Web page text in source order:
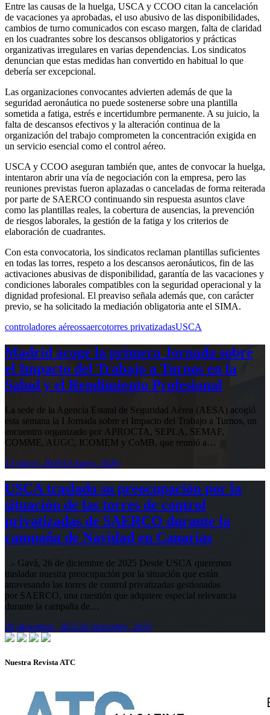
Entre las causas de la huelga, USCA y CCOO citan la cancelación
de vacaciones ya aprobadas, el uso abusivo de las disponibilidades,
cambios de turno comunicados con escaso margen, falta de claridad
en los cuadrantes sobre los descansos obligatorios y prácticas
organizativas irregulares en varias dependencias. Los sindicatos
denuncian que estas medidas han convertido en habitual lo que
debería ser excepcional.
Las organizaciones convocantes advierten además de que la
seguridad aeronáutica no puede sostenerse sobre una plantilla
sometida a fatiga, estrés e incertidumbre permanente. A su juicio, la
falta de descansos efectivos y la alteración continua de la
organización del trabajo comprometen la concentración exigida en
un servicio esencial como el control aéreo.
USCA y CCOO aseguran también que, antes de convocar la huelga,
intentaron abrir una vía de negociación con la empresa, pero las
reuniones previstas fueron aplazadas o canceladas de forma reiterada
por parte de SAERCO continuando sin respuesta asuntos clave
como las plantillas reales, la cobertura de ausencias, la prevención
de riesgos laborales, la gestión de la fatiga y los criterios de
elaboración de cuadrantes.
Con esta convocatoria, los sindicatos reclaman plantillas suficientes
en todas las torres, respeto a los descansos aeronáuticos, fin de las
activaciones abusivas de disponibilidad, garantía de las vacaciones y
condiciones laborales compatibles con la seguridad operacional y la
dignidad profesional. El preaviso señala además que, con carácter
previo, se ha solicitado la mediación obligatoria ante el SIMA.
controladores aéreossaercotorres privatizadasUSCA
Madrid acoge la primera Jornada sobre
el Impacto del Trabajo a Turnos en la
Salud y el Rendimiento Profesional
La sede de la Agencia Estatal de Seguridad Aérea (AESA) acogió
esta semana la I Jornada sobre el Impacto del Trabajo a Turnos, un
encuentro organizado por APROCTA, SEPLA, SEMAF,
COMME, AUGC, ICOMEM y CoMB, que reunió a…
13 mayo, 202613 mayo, 2026
USCA traslada su preocupación por la
situación de las torres de control
privatizadas de SAERCO durante la
campaña de Navidad en Canarias
.- Gavá, 26 de diciembre de 2025 Desde USCA queremos
trasladar nuestra preocupación por la situación que están
atravesando las torres de control privatizadas gestionadas
por SAERCO, una cuestión que adquiere especial relevancia
durante la campaña de…
26 diciembre, 202526 diciembre, 2025
Nuestra Revista ATC